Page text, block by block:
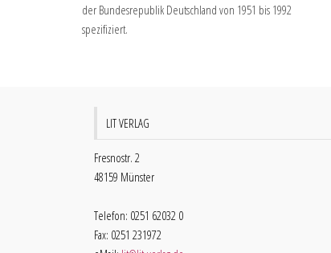
der Bundesrepublik Deutschland von 1951 bis 1992
spezifiziert.
LIT VERLAG
Fresnostr. 2
48159 Münster
Telefon: 0251 62032 0
Fax: 0251 231972